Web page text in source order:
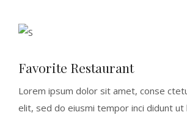
Favorite Restaurant
Lorem ipsum dolor sit amet, conse
elit, sed do eiusmi tempor inci didunt